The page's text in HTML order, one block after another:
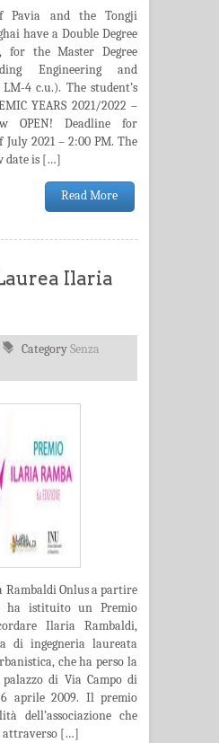
Pavia and the Tongji
have a Double Degree
for the Master Degree
Engineering and
4 c.u.). The student’s
YEARS 2021/2022 –
OPEN! Deadline for
2021 – 2:00 PM. The
date is […]
Read More
Ilaria
CategorySenza
Rambaldi Onlus a partire
ha istituito un Premio
Ilaria Rambaldi,
di ingegneria laureata
che ha perso la
di Via Campo di
6 aprile 2009. Il premio
dell’associazione che
attraverso […]